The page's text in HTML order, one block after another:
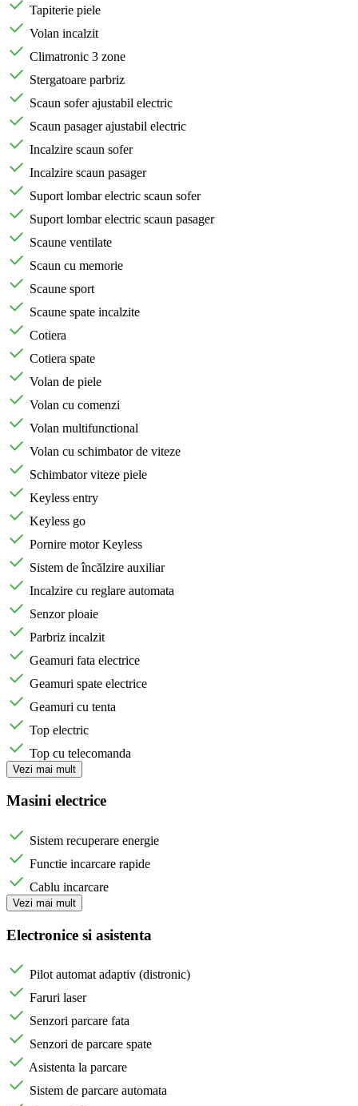
Tapiterie piele
Volan incalzit
Climatronic 3 zone
Stergatoare parbriz
Scaun sofer ajustabil electric
Scaun pasager ajustabil electric
Incalzire scaun sofer
Incalzire scaun pasager
Suport lombar electric scaun sofer
Suport lombar electric scaun pasager
Scaune ventilate
Scaun cu memorie
Scaune sport
Scaune spate incalzite
Cotiera
Cotiera spate
Volan de piele
Volan cu comenzi
Volan multifunctional
Volan cu schimbator de viteze
Schimbator viteze piele
Keyless entry
Keyless go
Pornire motor Keyless
Sistem de încălzire auxiliar
Incalzire cu reglare automata
Senzor ploaie
Parbriz incalzit
Geamuri fata electrice
Geamuri spate electrice
Geamuri cu tenta
Top electric
Top cu telecomanda
Vezi mai mult
Masini electrice
Sistem recuperare energie
Functie incarcare rapide
Cablu incarcare
Vezi mai mult
Electronice si asistenta
Pilot automat adaptiv (distronic)
Faruri laser
Senzori parcare fata
Senzori de parcare spate
Asistenta la parcare
Sistem de parcare automata